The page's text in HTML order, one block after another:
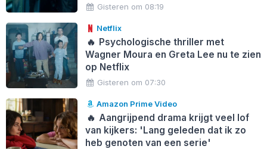
Gisteren om 08:19
Netflix
🔥 Psychologische thriller met
Wagner Moura en Greta Lee nu te zien
op Netflix
Gisteren om 07:30
Amazon Prime Video
🔥 Aangrijpend drama krijgt veel lof
van kijkers: 'Lang geleden dat ik zo
heb genoten van een serie'